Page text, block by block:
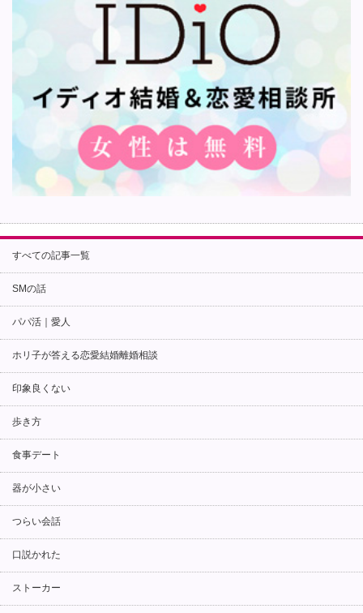
すべての記事一覧
SMの話
パパ活｜愛人
ホリ子が答える恋愛結婚離婚相談
印象良くない
歩き方
食事デート
器が小さい
つらい会話
口説かれた
ストーカー